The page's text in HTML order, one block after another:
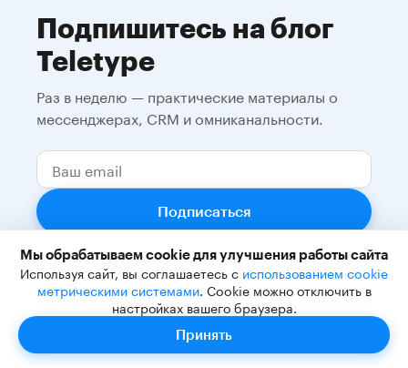
Мы обрабатываем cookie для улучшения работы сайта
Используя сайт, вы соглашаетесь с использованием cookie
метрическими системами. Cookie можно отключить в
настройках вашего браузера.
Принять
Подпишитесь на блог
Teletype
Раз в неделю — практические материалы о
мессенджерах, CRM и омниканальности.
Подписаться
Я согласен наобработку персональных
данных
Раз в неделю, без спама. Отписка в один клик.